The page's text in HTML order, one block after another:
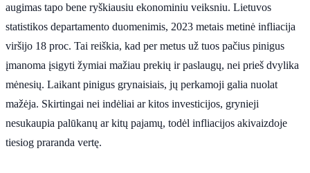
augimas tapo bene ryškiausiu ekonominiu veiksniu. Lietuvos
statistikos departamento duomenimis, 2023 metais metinė infliacija
viršijo 18 proc. Tai reiškia, kad per metus už tuos pačius pinigus
įmanoma įsigyti žymiai mažiau prekių ir paslaugų, nei prieš dvylika
mėnesių. Laikant pinigus grynaisiais, jų perkamoji galia nuolat
mažėja. Skirtingai nei indėliai ar kitos investicijos, grynieji
nesukaupia palūkanų ar kitų pajamų, todėl infliacijos akivaizdoje
tiesiog praranda vertę.